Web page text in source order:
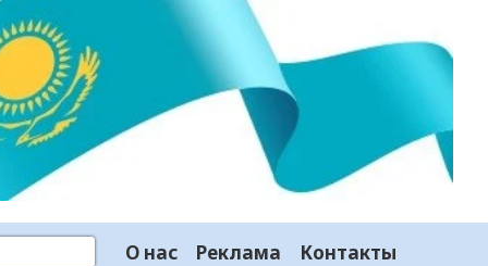
О нас Реклама Контакты